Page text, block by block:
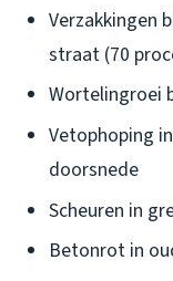
Verzakkingen
straat (70
Wortelingroei
Vetophoping
doorsnede
Scheuren in
Betonrot in